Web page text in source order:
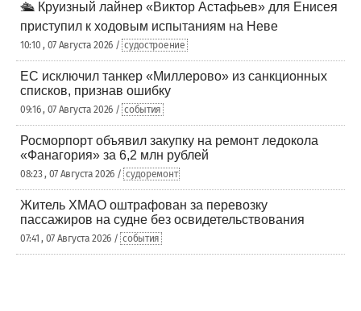
🛳️ Круизный лайнер «Виктор Астафьев» для Енисея
приступил к ходовым испытаниям на Неве
10:10 , 07 Августа 2026 / судостроение
ЕС исключил танкер «Миллерово» из санкционных
списков, признав ошибку
09:16 , 07 Августа 2026 / события
Росморпорт объявил закупку на ремонт ледокола
«Фанагория» за 6,2 млн рублей
08:23 , 07 Августа 2026 / судоремонт
Житель ХМАО оштрафован за перевозку
пассажиров на судне без освидетельствования
07:41 , 07 Августа 2026 / события